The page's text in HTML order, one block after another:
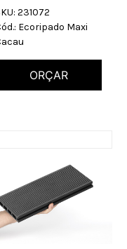
231072
Ecoripado Maxi
ORÇAR